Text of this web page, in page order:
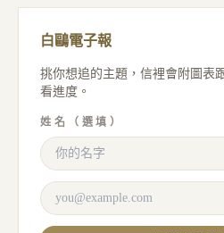
白鷗電子報
挑你想追的主題，信裡會附圖表
看進度。
姓名（選填）